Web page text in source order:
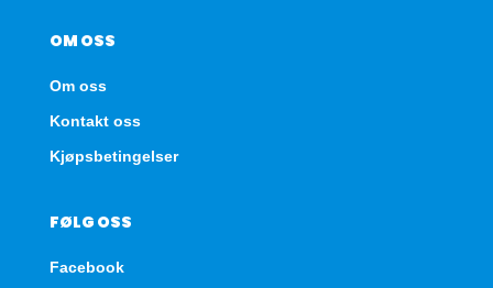
OM OSS
Om oss
Kontakt oss
Kjøpsbetingelser
FØLG OSS
Facebook